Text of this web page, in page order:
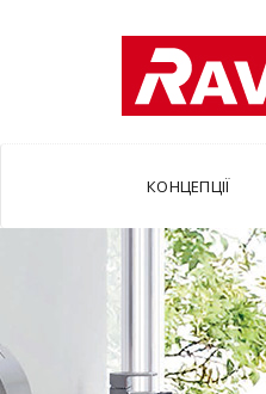
КОНЦЕПЦІЇ